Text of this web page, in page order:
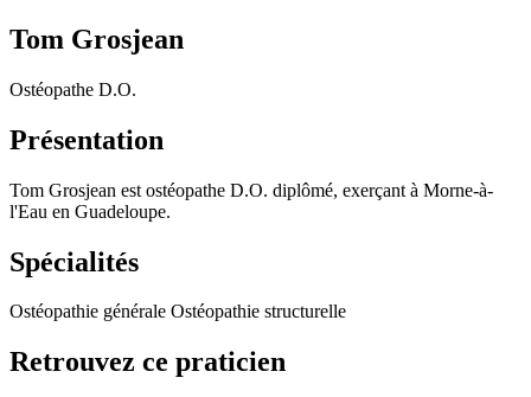
Tom Grosjean
Ostéopathe D.O.
Présentation
Tom Grosjean est ostéopathe D.O. diplômé, exerçant à Morne-à-
l'Eau en Guadeloupe.
Spécialités
Ostéopathie générale Ostéopathie structurelle
Retrouvez ce praticien